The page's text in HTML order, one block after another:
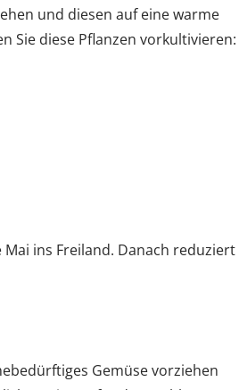
und diesen auf eine warme
Sie diese Pflanzen vorkultivieren:
Mai ins Freiland. Danach reduziert
Gemüse vorziehen